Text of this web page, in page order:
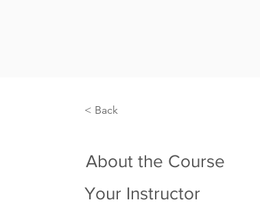
< Back
About the Course
Your Instructor